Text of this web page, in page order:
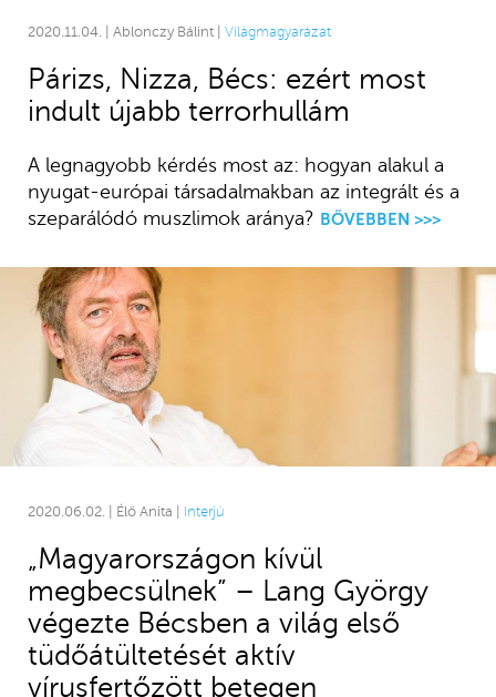
2020.11.04. | Ablonczy Bálint | Világmagyarázat
Párizs, Nizza, Bécs: ezért most
indult újabb terrorhullám
A legnagyobb kérdés most az: hogyan alakul a
nyugat-európai társadalmakban az integrált és a
szeparálódó muszlimok aránya? BŐVEBBEN >>>
2020.06.02. | Élő Anita | Interjú
„Magyarországon kívül
megbecsülnek” – Lang György
végezte Bécsben a világ első
tüdőátültetését aktív
vírusfertőzött betegen